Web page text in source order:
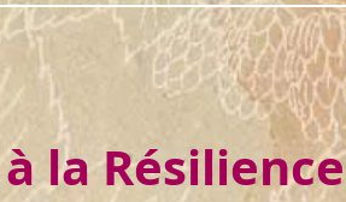
la Résilience